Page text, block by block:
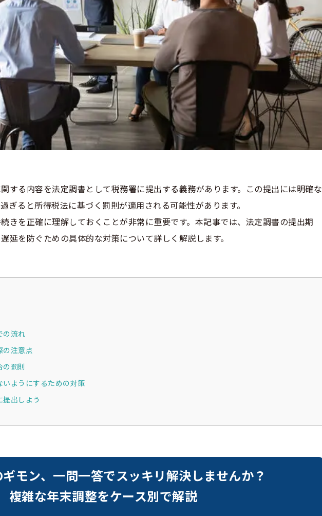
する内容を法定調書として税務署に提出する義務があります。この提出には明確な
ぎると所得税法に基づく罰則が適用される可能性があります。
きを正確に理解しておくことが非常に重要です。本記事では、法定調書の提出期
延を防ぐための具体的な対策について詳しく解説します。
の流れ
の注意点
罰則
ようにするための対策
出しよう
モン、一問一答でスッキリ解決しませんか？
複雑な年末調整をケース別で解説